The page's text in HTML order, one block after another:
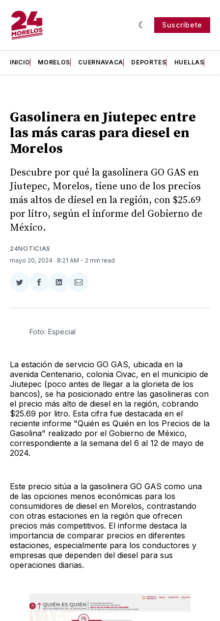
Suscríbete
INICIO MORELOS CUERNAVACA DEPORTES HUELLAS
Gasolinera en Jiutepec entre
las más caras para diesel en
Morelos
Descubre por qué la gasolinera GO GAS en
Jiutepec, Morelos, tiene uno de los precios
más altos de diesel en la región, con $25.69
por litro, según el informe del Gobierno de
México.
24NOTICIAS
mayo 20, 2024 . 8:21 AM - 2 min read
Compartir
Twitter
Compartir
Facebook
Compartir
LinkedIn
Compartir
Email
Foto: Especial
La estación de servicio GO GAS, ubicada en la
avenida Centenario, colonia Civac, en el municipio de
Jiutepec (poco antes de llegar a la glorieta de los
bancos), se ha posicionado entre las gasolineras con
el precio más alto de diesel en la región, cobrando
$25.69 por litro. Esta cifra fue destacada en el
reciente informe "Quién es Quién en los Precios de la
Gasolina" realizado por el Gobierno de México,
correspondiente a la semana del 6 al 12 de mayo de
2024.
Este precio sitúa a la gasolinera GO GAS como una
de las opciones menos económicas para los
consumidores de diesel en Morelos, contrastando
con otras estaciones en la región que ofrecen
precios más competitivos. El informe destaca la
importancia de comparar precios en diferentes
estaciones, especialmente para los conductores y
empresas que dependen del diesel para sus
operaciones diarias.